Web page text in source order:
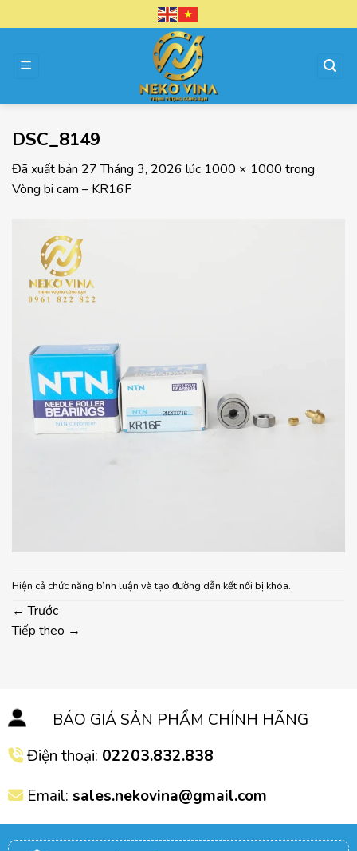
đến
dung
DSC_8149
Đã xuất bản 27 Tháng 3, 2026 lúc 1000 × 1000 trong
Vòng bi cam – KR16F
Hiện cả chức năng bình luận và tạo đường dẫn kết nối bị khóa.
← Trước
Tiếp theo →
BÁO GIÁ SẢN PHẨM CHÍNH HÃNG
Điện thoại: 02203.832.838
Email: sales.nekovina@gmail.com